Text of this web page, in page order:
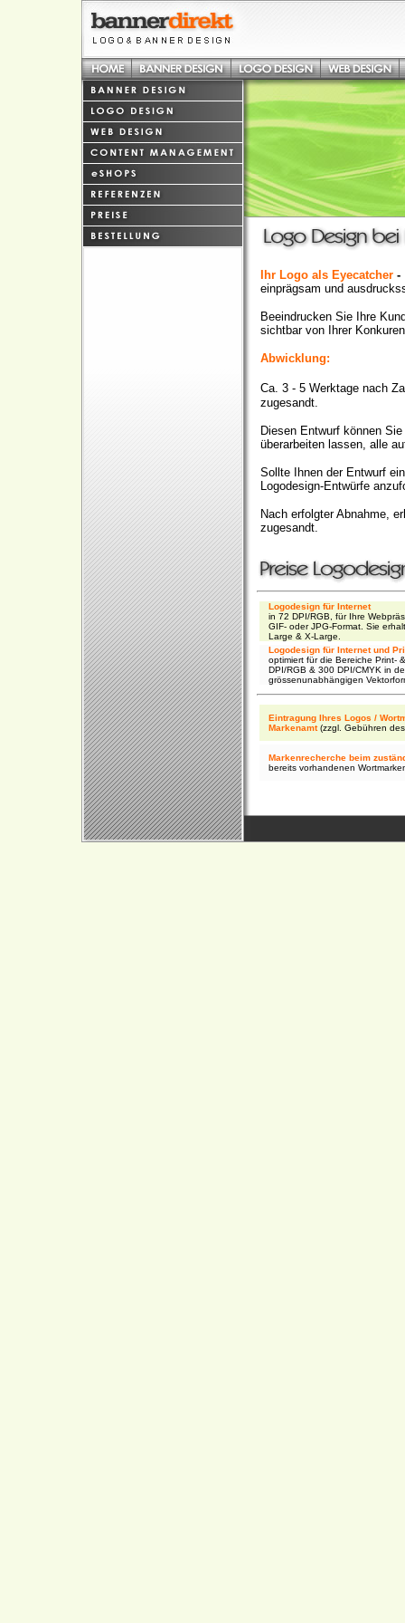
Ihr Logo als Eyecatcher-
einprägsam und
Beeindrucken Sie Ihre
sichtbar von Ihrer
Abwicklung:
Ca. 3 - 5 Werktage nach
zugesandt.
Diesen Entwurf können
überarbeiten lassen, alle
Sollte Ihnen der Entwurf
Logodesign-Entwürfe
Nach erfolgter Abnahme,
zugesandt.
Logodesign für Internet
in 72 DPI/RGB, für Ihre
GIF- oder JPG-Format. Sie
Large & X-Large.
Logodesign für Internet und
optimiert für die Bereiche Print-
DPI/RGB & 300 DPI/CMYK in
grössenunabhängigen
Eintragung Ihres Logos /
Markenamt(zzgl. Gebühren
Markenrecherche beim
bereits vorhandenen